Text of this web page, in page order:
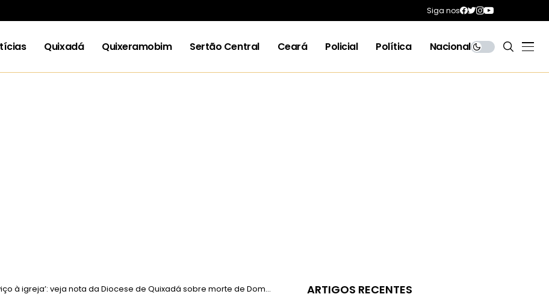
Siga nos
Quixadá Quixeramobim Sertão Central Ceará Policial Política Nacional
à igreja’: veja nota da Diocese de Quixadá sobre morte de Dom
ARTIGOS RECENTES